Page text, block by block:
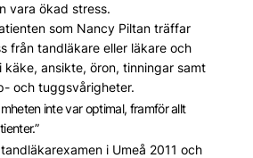
vara ökad stress.
som Nancy Piltan träffar
från tandläkare eller läkare och
käke, ansikte, öron, tinningar samt
och tugg­svårigheter.
inte var optimal, framför allt
i Umeå 2011 och